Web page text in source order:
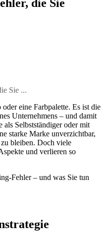
die Sie
Sie ...
eine Farbpalette. Es ist die
Unternehmens – und damit
als Selbstständiger oder mit
starke Marke unverzichtbar,
bleiben. Doch viele
und verlieren so
Fehler – und was Sie tun